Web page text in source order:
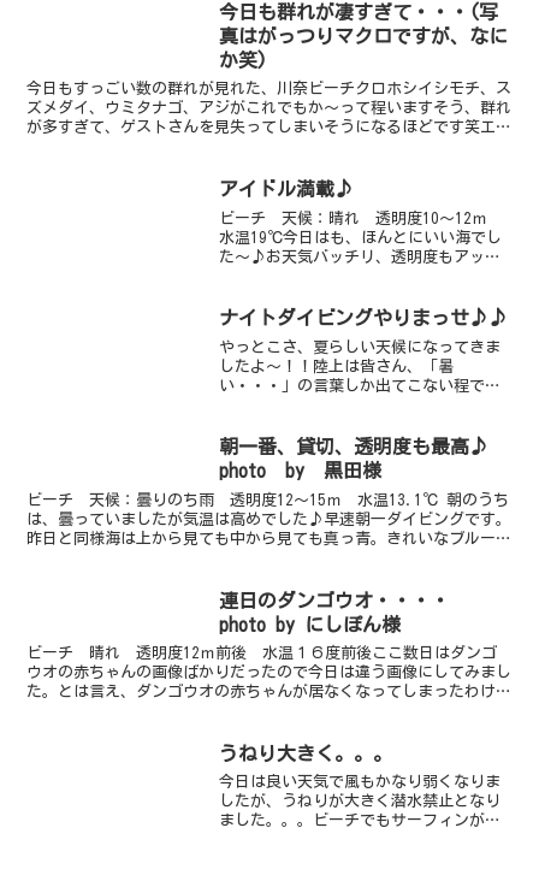
今日も群れが凄すぎて・・・(写
真はがっつりマクロですが、なに
か笑)
今日もすっごい数の群れが見れた、川奈ビーチクロホシイシモチ、ス
ズメダイ、ウミタナゴ、アジがこれでもか～って程いますそう、群れ
が多すぎて、ゲストさんを見失ってしまいそうになるほどです笑エン
アイドル満載♪
ビーチ 天候：晴れ 透明度10～12ｍ
水温19℃今日はも、ほんとにいい海でし
た～♪お天気バッチリ、透明度もアッ
いいのか？！ってほどのお魚アイドル結
ナイトダイビングやりまっせ♪♪
やっとこさ、夏らしい天候になってきま
したよ～！！陸上は皆さん、「暑
い・・・」の言葉しか出てこない程です
てくれました～！！毎年、遊びに来てく
れて、ありがとね♪みんな約1年...
朝一番、貸切、透明度も最高♪
photo by 黒田様
ビーチ 天候：曇りのち雨 透明度12～15ｍ 水温13.1℃ 朝のうち
は、曇っていましたが気温は高めでした♪早速朝一ダイビングです。
昨日と同様海は上から見ても中から見ても真っ青。きれいなブルーで
連日のダンゴウオ・・・・
photo by にしぽん様
ビーチ 晴れ 透明度12ｍ前後 水温１６度前後ここ数日はダンゴ
ウオの赤ちゃんの画像ばかりだったので今日は違う画像にしてみまし
た。とは言え、ダンゴウオの赤ちゃんが居なくなってしまったわけで
うねり大きく。。。
今日は良い天気で風もかなり弱くなりま
したが、うねりが大きく潜水禁止となり
ました。。。ビーチでもサーフィンがで